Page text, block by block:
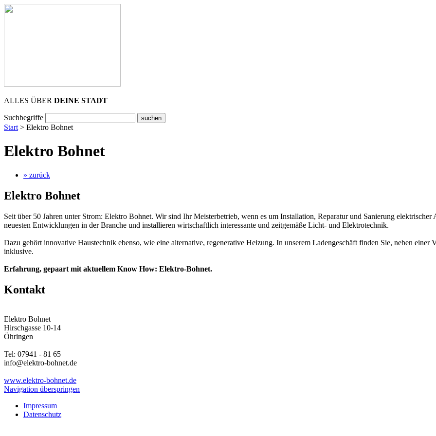
ALLES ÜBER DEINE STADT
Suchbegriffe
Start > Elektro Bohnet
Elektro Bohnet
» zurück
Elektro Bohnet
Seit über 50 Jahren unter Strom: Elektro Bohnet. Wir sind Ihr Meisterbetrieb, wenn es um Installation, Reparatur und Sanierung
neuesten Entwicklungen in der Branche und installieren wirtschaftlich interessante und zeitgemäße Licht- und Elektrotechnik.
Dazu gehört innovative Haustechnik ebenso, wie eine alternative, regenerative Heizung. In unserem Ladengeschäft finden Sie, neben
inklusive.
Erfahrung, gepaart mit aktuellem Know How: Elektro-Bohnet.
Kontakt
Elektro Bohnet
Hirschgasse 10-14
Öhringen
Tel: 07941 - 81 65
info@elektro-bohnet.de
www.elektro-bohnet.de
Navigation überspringen
Impressum
Datenschutz